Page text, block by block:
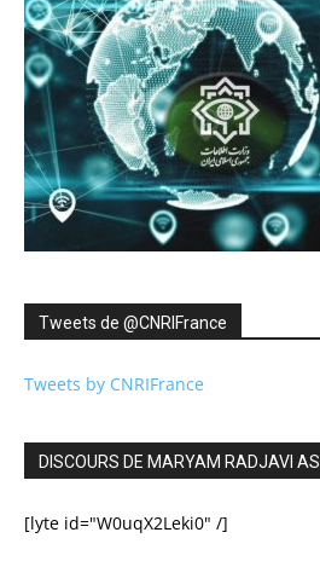
Tweets de ‎@CNRIFrance
Tweets by CNRIFrance
DISCOURS DE MARYAM RADJAVI
[lyte id="W0uqX2Leki0" /]